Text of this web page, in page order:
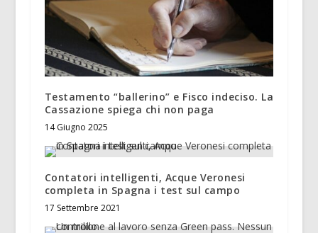
Testamento “ballerino” e Fisco indeciso. La
Cassazione spiega chi non paga
14 Giugno 2025
Contatori intelligenti, Acque Veronesi
completa in Spagna i test sul campo
17 Settembre 2021